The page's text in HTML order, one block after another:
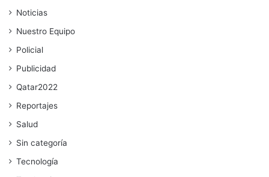
Noticias
Nuestro Equipo
Policial
Publicidad
Qatar2022
Reportajes
Salud
Sin categoría
Tecnología